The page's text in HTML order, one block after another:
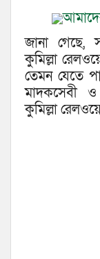
জানা
কুমিল্লা
তেমন যেতে
মাদকসেবী ও
কুমিল্লা